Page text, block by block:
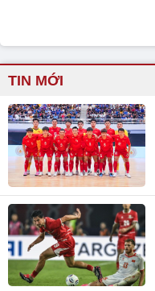
TIN MỚI